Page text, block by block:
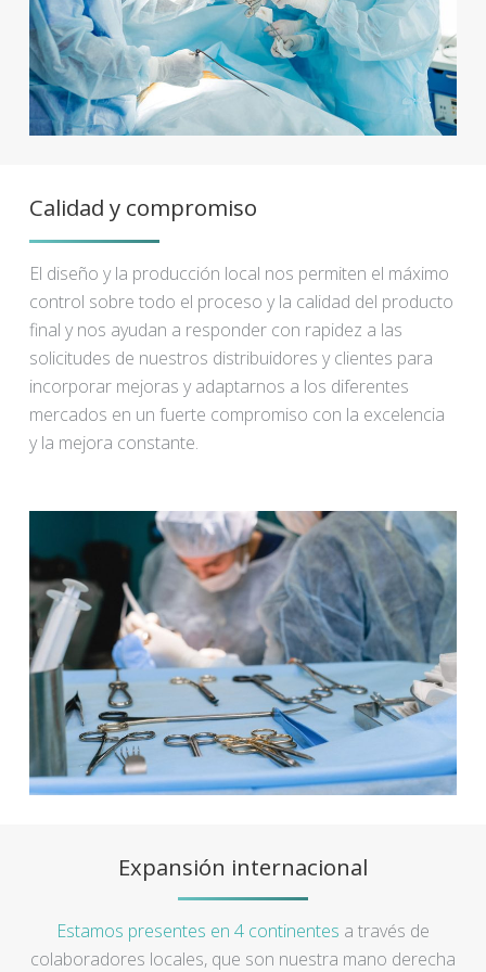
Calidad y compromiso
El diseño y la producción local nos permiten el máximo
control sobre todo el proceso y la calidad del producto
final y nos ayudan a responder con rapidez a las
solicitudes de nuestros distribuidores y clientes para
incorporar mejoras y adaptarnos a los diferentes
mercados en un fuerte compromiso con la excelencia
y la mejora constante.
Expansión internacional
Estamos presentes en 4 continentes a través de
colaboradores locales, que son nuestra mano derecha